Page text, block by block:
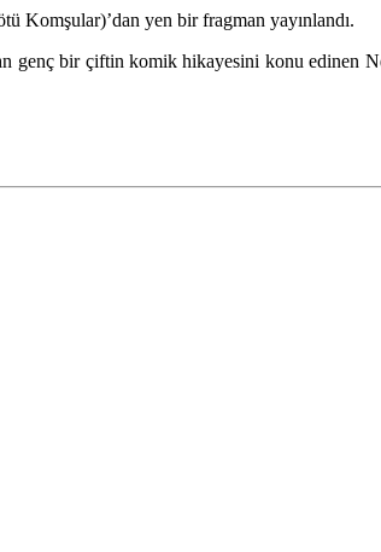
Komşular)’dan yen bir fragman yayınlandı.
bir çiftin komik hikayesini konu edinen